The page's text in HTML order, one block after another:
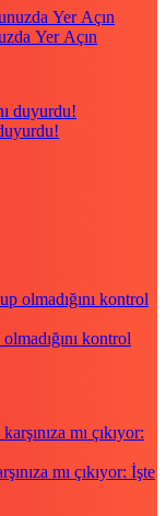
Yer Açın
kontrol
mı çıkıyor: İşte